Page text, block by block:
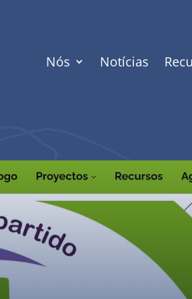
Nós Notícias